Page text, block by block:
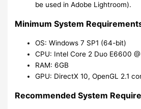
be used in Adobe Lightroom).
Minimum System
OS: Windows 7 SP1 (64-bit)
CPU: Intel Core 2 Duo E6600
RAM: 6GB
GPU: DirectX 10, OpenGL 2.1
Recommended System